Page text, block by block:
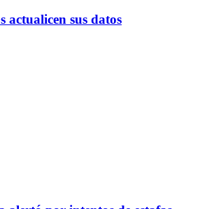
actualicen sus datos